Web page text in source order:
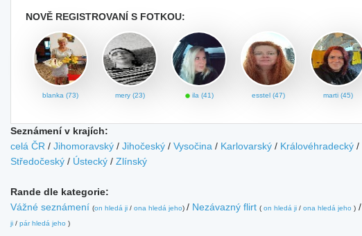
NOVĚ REGISTROVANÍ S FOTKOU:
blanka (73) mery (23) ila (41) esstel (47) marti (45)
Seznámení v krajích:
celá ČR / Jihomoravský / Jihočeský / Vysočina / Karlovarský / Královéhradecký /
Středočeský / Ústecký / Zlínský
Rande dle kategorie:
Vážné seznámení (on hledá ji / ona hledá jeho) / Nezávazný flirt ( on hledá ji / ona hledá jeho ) /
ji / pár hledá jeho )